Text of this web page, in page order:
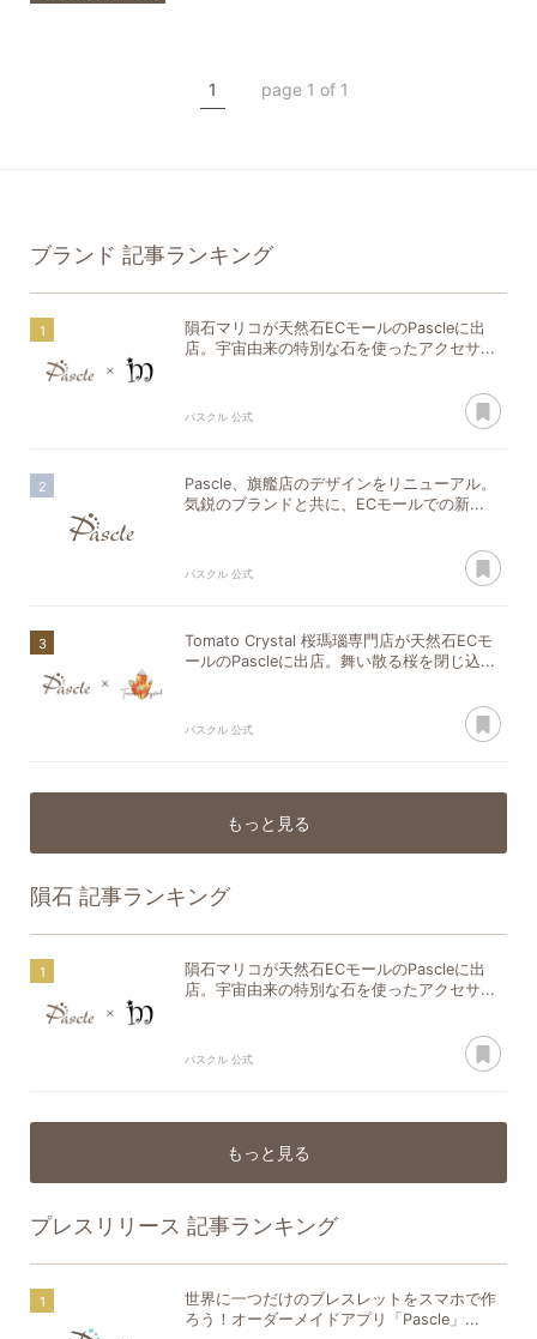
1
page 1 of 1
ブランド 記事ランキング
隕石マリコが天然石ECモールのPascleに出
店。宇宙由来の特別な石を使ったアクセサ...
パスクル 公式
Pascle、旗艦店のデザインをリニューアル。
気鋭のブランドと共に、ECモールでの新...
パスクル 公式
Tomato Crystal 桜瑪瑙専門店が天然石ECモ
ールのPascleに出店。舞い散る桜を閉じ込...
パスクル 公式
もっと見る
隕石 記事ランキング
隕石マリコが天然石ECモールのPascleに出
店。宇宙由来の特別な石を使ったアクセサ...
パスクル 公式
もっと見る
プレスリリース 記事ランキング
世界に一つだけのブレスレットをスマホで作
ろう！オーダーメイドアプリ「Pascle」...